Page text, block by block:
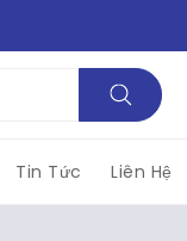
Tin Tức Liên Hệ